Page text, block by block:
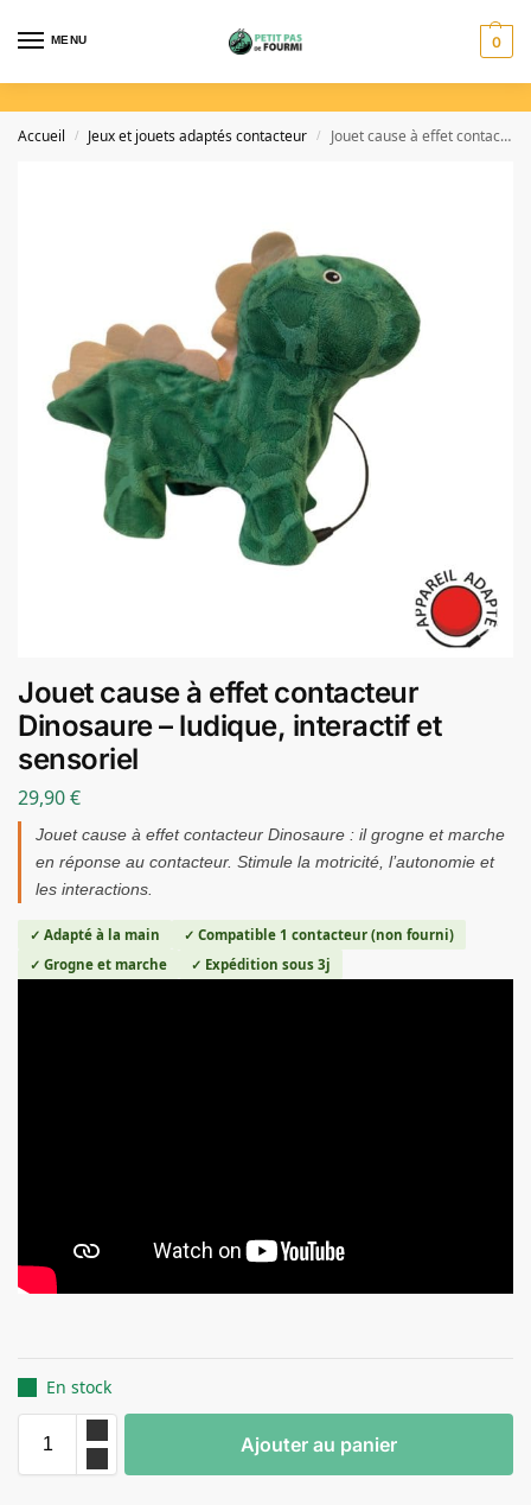
MENU 0
Accueil / Jeux et jouets adaptés contacteur / Jouet cause à effet contacteur Dinosaure – ludique, interactif et sensoriel
Jouet cause à effet contacteur
Dinosaure – ludique, interactif et
sensoriel
29,90€
Jouet cause à effet contacteur Dinosaure : il grogne et marche
en réponse au contacteur. Stimule la motricité, l’autonomie et
les interactions.
✓ Adapté à la main
✓ Compatible 1 contacteur (non fourni)
✓ Grogne et marche
✓ Expédition sous 3j
En stock
Ajouter au panier